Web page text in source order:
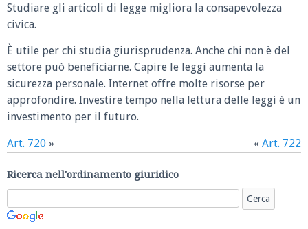
Studiare gli articoli di legge migliora la consapevolezza
civica.
È utile per chi studia giurisprudenza. Anche chi non è del
settore può beneficiarne. Capire le leggi aumenta la
sicurezza personale. Internet offre molte risorse per
approfondire. Investire tempo nella lettura delle leggi è un
investimento per il futuro.
Art. 720 » « Art. 722
Ricerca nell'ordinamento giuridico